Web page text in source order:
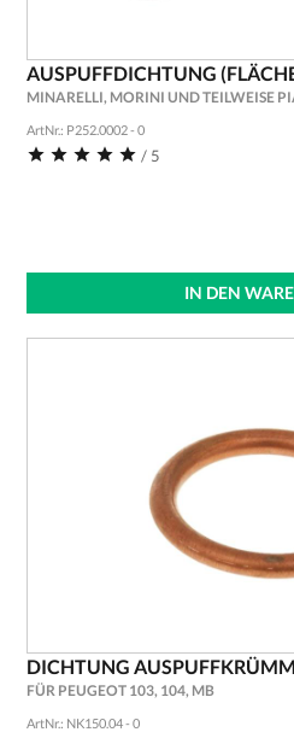
AUSPUFFDICHTUNG
MINARELLI, MORINI UND TEILWEISE
ArtNr.: P252.0002 - 0
/ 5
IN DEN
DICHTUNG
FÜR PEUGEOT 103, 104, MB
ArtNr.: NK150.04 - 0